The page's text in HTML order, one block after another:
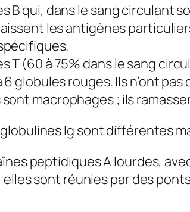
B qui, dans le sang circulant
les antigènes
T (60 à 75% dans le sang
globules rouges. Ils n’ont
macrophages ; ils
Ig sont différentes
peptidiques A lourdes,
elles sont réunies par des